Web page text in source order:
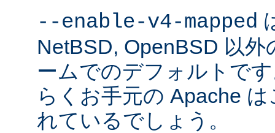
--enable-v4-mapped
NetBSD, OpenBSD 以
ームでのデフォルトで
らくお手元の Apache
れているでしょう。